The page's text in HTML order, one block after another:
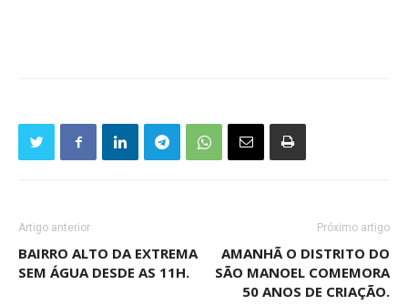
Artigo anterior
BAIRRO ALTO DA EXTREMA
SEM ÁGUA DESDE AS 11H.
Próximo artigo
AMANHÃ O DISTRITO DO
SÃO MANOEL COMEMORA
50 ANOS DE CRIAÇÃO.